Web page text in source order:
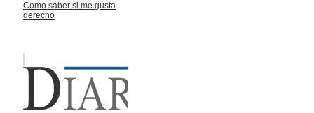
Como saber si me gusta
derecho